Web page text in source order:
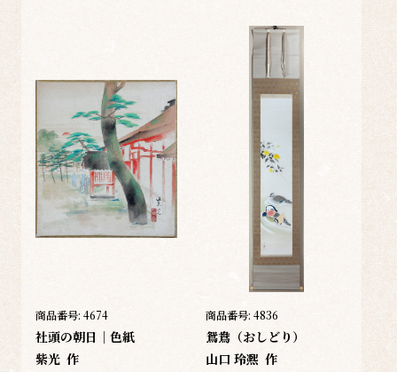
商品番号: 4674
社頭の朝日｜色紙
紫光 作
商品番号: 4836
鴛鴦（おしどり）
山口 玲凞 作